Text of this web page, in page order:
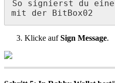
So signierst du eine
mit der BitBox02
Klicke aufSign Message.